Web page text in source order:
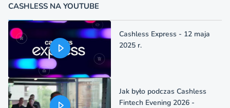
CASHLESS NA YOUTUBE
Cashless Express - 12 maja
2025 r.
Jak było podczas Cashless
Fintech Evening 2026 -